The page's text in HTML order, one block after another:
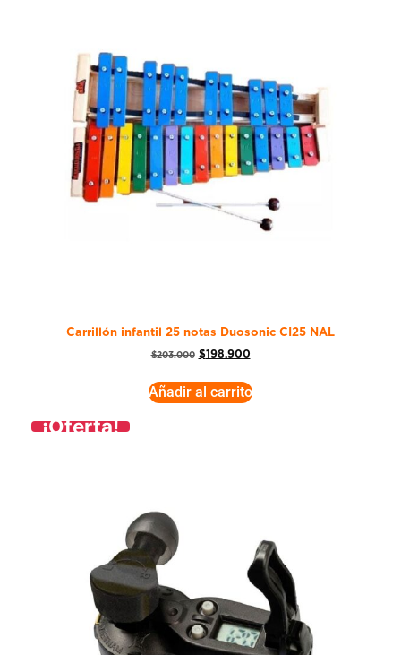
Carrillón infantil 25 notas Duosonic CI25 NAL
$203.000 $198.900
Añadir al carrito
¡Oferta!